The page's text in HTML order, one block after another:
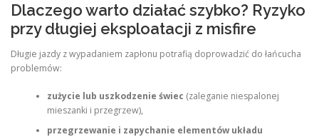
Dlaczego warto działać szybko? Ryzyko
przy długiej eksploatacji z misfire
Długie jazdy z wypadaniem zapłonu potrafią doprowadzić do łańcucha
problemów:
zużycie lub uszkodzenie świec (zaleganie niespalonej
mieszanki i przegrzew),
przegrzewanie i zapychanie elementów układu